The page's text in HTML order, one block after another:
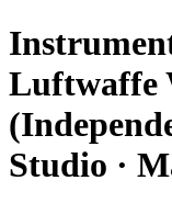
Luftwaffe
Studio ·